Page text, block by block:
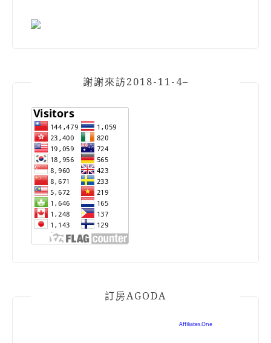
謝謝來訪2018-11-4–
訂房AGODA